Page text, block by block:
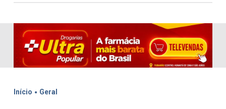
Início . Geral